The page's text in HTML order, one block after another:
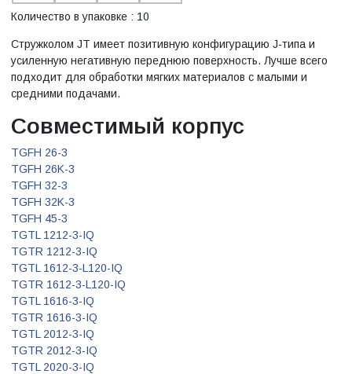
Количество в упаковке : 10
Стружколом JT имеет позитивную конфигурацию J-типа и
усиленную негативную переднюю поверхность. Лучше всего
подходит для обработки мягких материалов с малыми и
средними подачами.
Совместимый корпус
TGFH 26-3
TGFH 26K-3
TGFH 32-3
TGFH 32K-3
TGFH 45-3
TGTL 1212-3-IQ
TGTR 1212-3-IQ
TGTL 1612-3-L120-IQ
TGTR 1612-3-L120-IQ
TGTL 1616-3-IQ
TGTR 1616-3-IQ
TGTL 2012-3-IQ
TGTR 2012-3-IQ
TGTL 2020-3-IQ